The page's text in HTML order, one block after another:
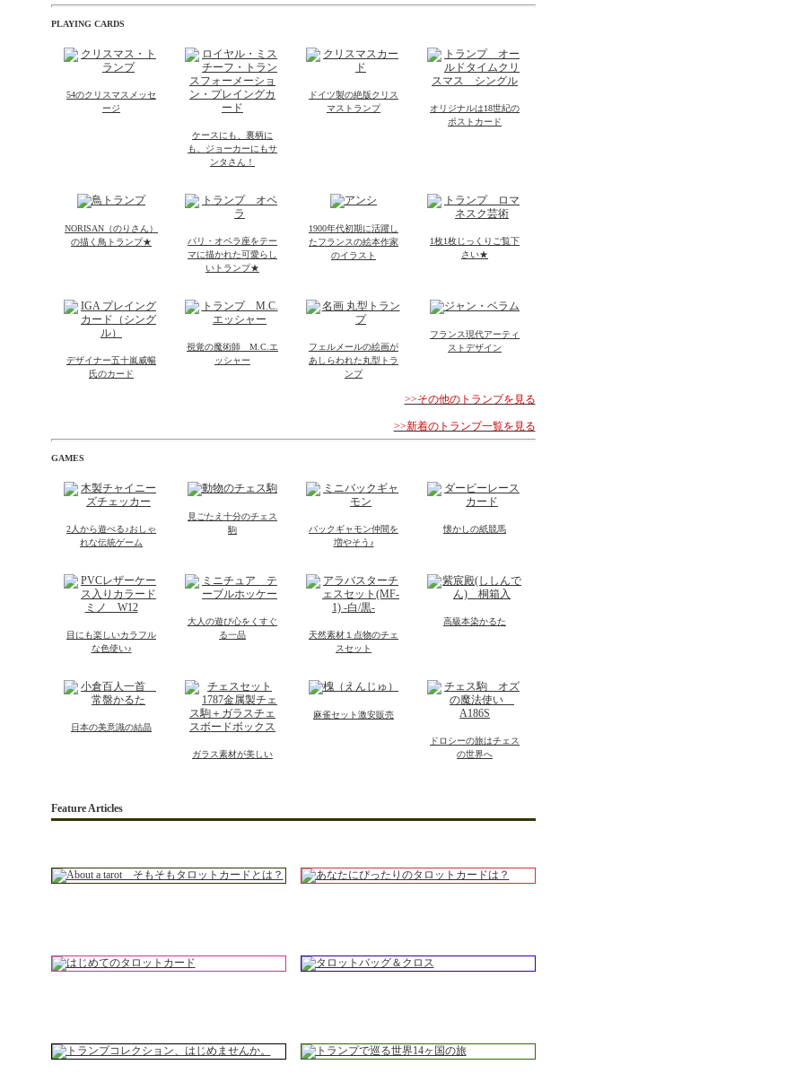
PLAYING CARDS
54のクリスマスメッセ
ージ
ケースにも、裏柄に
も、ジョーカーにもサ
ンタさん！
ドイツ製の絶版クリス
マストランプ
オリジナルは18世紀の
ポストカード
NORISAN（のりさん）
の描く鳥トランプ★
パリ・オペラ座をテー
マに描かれた可愛らし
いトランプ★
1900年代初期に活躍し
たフランスの絵本作家
のイラスト
1枚1枚じっくりご覧下
さい★
デザイナー五十嵐威暢
氏のカード
視覚の魔術師 M.C.エ
ッシャー
フェルメールの絵画が
あしらわれた丸型トラ
ンプ
フランス現代アーティ
ストデザイン
>>その他のトランプを見る
>>新着のトランプ一覧を見る
GAMES
2人から遊べる♪おしゃ
れな伝統ゲーム
見ごたえ十分のチェス
駒
バックギャモン仲間を
増やそう♪
懐かしの紙競馬
目にも楽しいカラフル
な色使い♪
大人の遊び心をくすぐ
る一品
天然素材１点物のチェ
スセット
高級本染かるた
日本の美意識の結晶
ガラス素材が美しい
麻雀セット激安販売
ドロシーの旅はチェス
の世界へ
Feature Articles